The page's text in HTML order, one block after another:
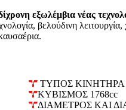
ΤΥΠΟΣ ΚΙΝΗΤΗΡΑ
ΚΥΒΙΣΜΟΣ 1768cc
ΔΙΑΜΕΤΡΟΣ ΚΑΙ
εξωλέμβια νέας
βελούδινη